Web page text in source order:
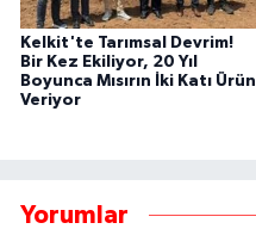
Kelkit'te Tarımsal Devrim!
Bir Kez Ekiliyor, 20 Yıl
Boyunca Mısırın İki Katı Ürün
Veriyor
Yorumlar